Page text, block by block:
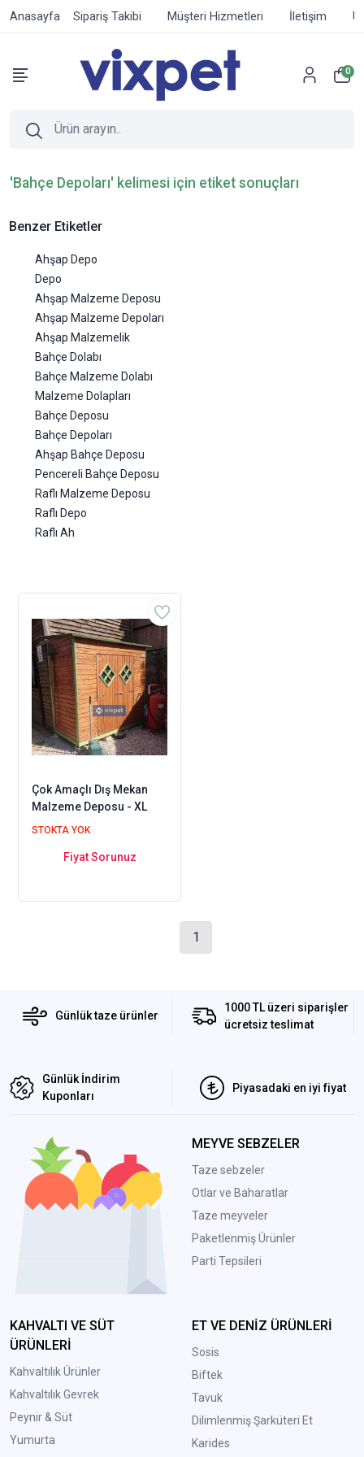
Anasayfa Sipariş Takibi Müşteri Hizmetleri İletişim
0
'Bahçe Depoları' kelimesi için etiket sonuçları
Benzer Etiketler
Ahşap Depo
Depo
Ahşap Malzeme Deposu
Ahşap Malzeme Depoları
Ahşap Malzemelik
Bahçe Dolabı
Bahçe Malzeme Dolabı
Malzeme Dolapları
Bahçe Deposu
Bahçe Depoları
Ahşap Bahçe Deposu
Pencereli Bahçe Deposu
Raflı Malzeme Deposu
Raflı Depo
Raflı Ah
Çok Amaçlı Dış Mekan
Malzeme Deposu - XL
STOKTA YOK
Fiyat Sorunuz
1
Günlük taze ürünler
1000 TL üzeri siparişler
ücretsiz teslimat
Günlük İndirim
Kuponları
Piyasadaki en iyi fiyat
MEYVE SEBZELER
Taze sebzeler
Otlar ve Baharatlar
Taze meyveler
Paketlenmiş Ürünler
Parti Tepsileri
KAHVALTI VE SÜT
ÜRÜNLERİ
Kahvaltılık Ürünler
Kahvaltılık Gevrek
Peynir & Süt
Yumurta
ET VE DENİZ ÜRÜNLERİ
Sosis
Biftek
Tavuk
Dilimlenmiş Şarküteri Et
Karides